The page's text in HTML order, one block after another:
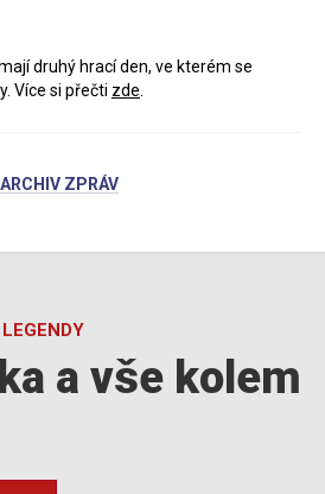
druhý hrací den, ve kterém se
Více si přečti zde
ARCHIV ZPRÁV
a vše kolem